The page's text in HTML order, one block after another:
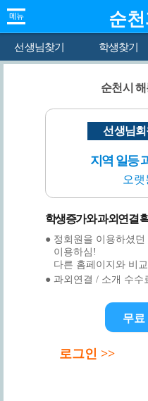
순천
선생님찾기 학생찾기
순천시
선생님
지역 일등
오랫
학생증가와 과외연결
● 정회원을 이용하셨던
이용하심!
다른 홈페이지와 비
● 과외연결 / 소개 수수
무료
로그인 >>